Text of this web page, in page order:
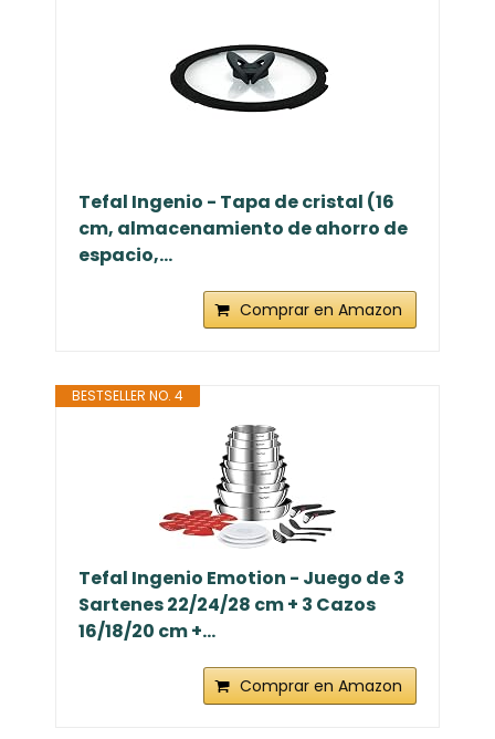
Tefal Ingenio - Tapa de cristal (16
cm, almacenamiento de ahorro de
espacio,...
Comprar en Amazon
BESTSELLER NO. 4
Tefal Ingenio Emotion - Juego de 3
Sartenes 22/24/28 cm + 3 Cazos
16/18/20 cm +...
Comprar en Amazon